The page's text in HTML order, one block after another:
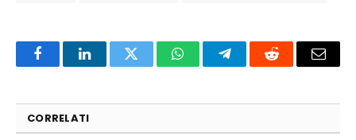
FacebookLinkedInTwitter WhatsAppTelegramReddit Email
CORRELATI